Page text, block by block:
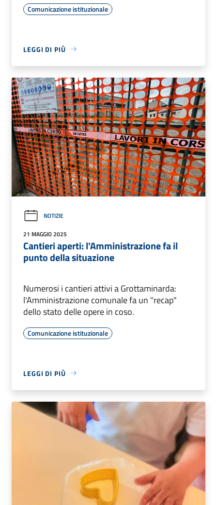
Comunicazione istituzionale
LEGGI DI PIÙ
NOTIZIE
21 MAGGIO 2025
Cantieri aperti: l'Amministrazione fa il
punto della situazione
Numerosi i cantieri attivi a Grottaminarda:
l'Amministrazione comunale fa un "recap"
dello stato delle opere in coso.
Comunicazione istituzionale
LEGGI DI PIÙ